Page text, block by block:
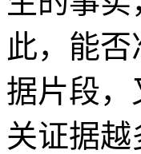
此，能
据片段
关证据